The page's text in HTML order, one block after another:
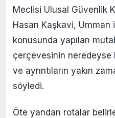
Meclisi Ulusal Güvenlik
Hasan Kaşkavi, Umman
konusunda yapılan
çerçevesinin neredeyse
ve ayrıntıların yakın
söyledi.
Öte yandan rotalar